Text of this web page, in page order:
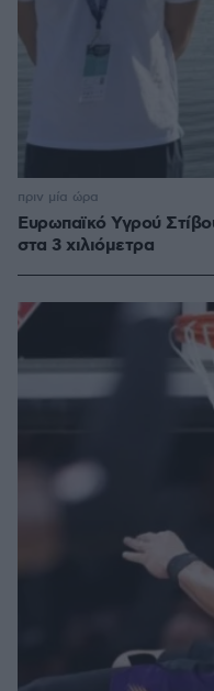
Ευρωπαϊκό Υγρού
στα 3 χιλιόμετρα
πριν μία ώρα